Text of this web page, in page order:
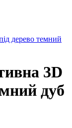
дерево темний
3D
дуб